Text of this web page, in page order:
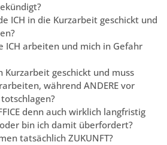
ICH in die Kurzarbeit geschickt und
ICH arbeiten und mich in Gefahr
Kurzarbeit geschickt und muss
während ANDERE vor
denn auch wirklich langfristig
bin ich damit überfordert?
tatsächlich ZUKUNFT?